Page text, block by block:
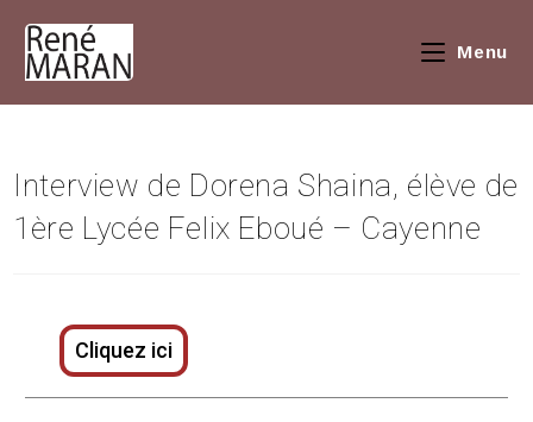
Menu
Interview de Dorena Shaina, élève de
1ère Lycée Felix Eboué – Cayenne
Cliquez ici